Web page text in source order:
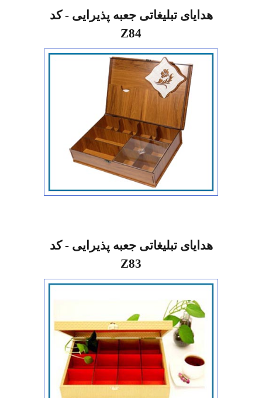
هدایای تبلیغاتی جعبه پذیرایی - کد
Z84
هدایای تبلیغاتی جعبه پذیرایی - کد
Z83